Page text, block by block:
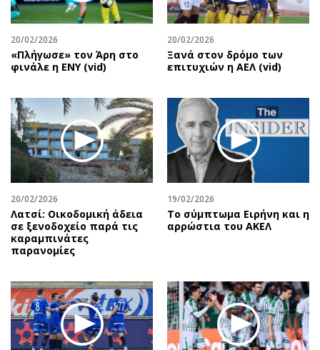
20/02/2026
«Πλήγωσε» τον Άρη στο
φινάλε η ΕΝΥ (vid)
20/02/2026
Ξανά στον δρόμο των
επιτυχιών η ΑΕΛ (vid)
20/02/2026
Λατσί: Οικοδομική άδεια
σε ξενοδοχείο παρά τις
καραμπινάτες
παρανομίες
19/02/2026
Το σύμπτωμα Ειρήνη και η
αρρώστια του ΑΚΕΛ